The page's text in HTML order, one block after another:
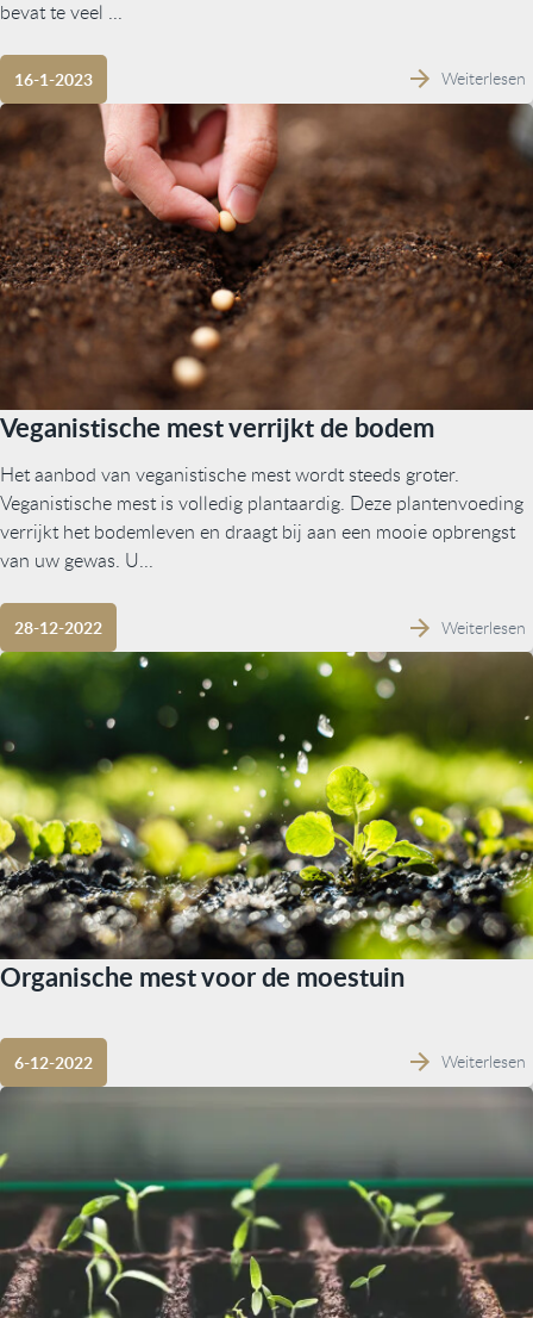
bevat te veel ...
16-1-2023 Weiterlesen
Veganistische mest verrijkt de bodem
Het aanbod van veganistische mest wordt steeds groter.
Veganistische mest is volledig plantaardig. Deze plantenvoeding
verrijkt het bodemleven en draagt bij aan een mooie opbrengst
van uw gewas. U...
28-12-2022 Weiterlesen
Organische mest voor de moestuin
6-12-2022 Weiterlesen